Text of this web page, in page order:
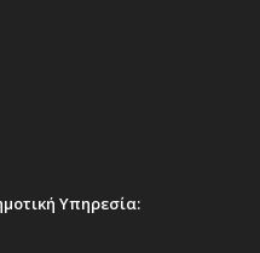
Υπηρεσία: